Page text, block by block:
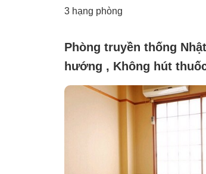
3 hạng phòng
Phòng truyền thống
hướng , Không hút
hút thuốc】6 tatami
người (không có bồn